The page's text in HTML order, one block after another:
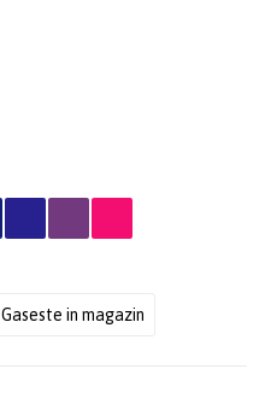
Gaseste in magazin